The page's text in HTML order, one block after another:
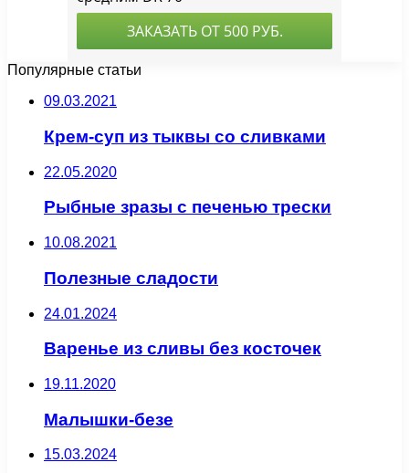
Популярные статьи
09.03.2021
Крем-суп из тыквы со сливками
22.05.2020
Рыбные зразы с печенью трески
10.08.2021
Полезные сладости
24.01.2024
Варенье из сливы без косточек
19.11.2020
Малышки-безе
15.03.2024